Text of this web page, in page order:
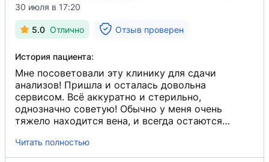
30 июля в 17:20
5.0 Отлично Отзыв проверен
История пациента:
Мне посоветовали эту клинику для сдачи
анализов! Пришла и осталась довольна
сервисом. Всё аккуратно и стерильно,
однозначно советую! Обычно у меня очень
тяжело находится вена, и всегда остаются
и без следов.
Читать полностью